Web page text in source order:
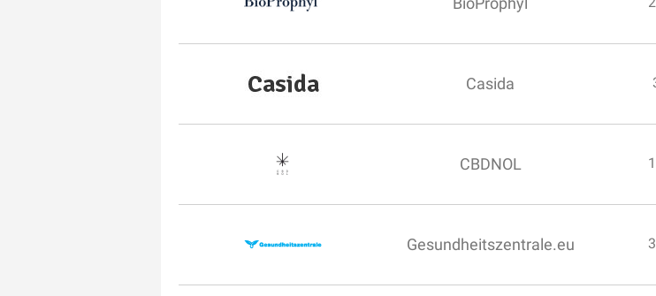
Casida
CBDNOL
Gesundheitszentrale.eu